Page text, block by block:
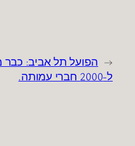
← הפועל תל אביב: כבר
ל-2000 חברי עמותה.